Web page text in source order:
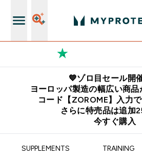
💙ゾロ目セール開
ヨーロッパ製造の幅広い商
コード【ZOROME】入力
さらに特売品は追加
今すぐ購入
SUPPLEMENTS TRAINING